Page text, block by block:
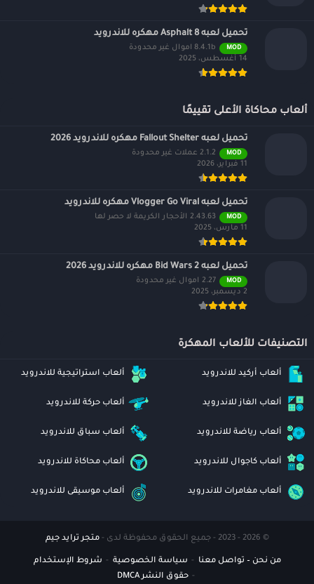
تحميل لعبه Asphalt 8 مهكره للاندرويد
MOD
8.4.1b اموال غير محدودة
14 أغسطس، 2025
ألعاب محاكاة الأعلى تقييمًا
تحميل لعبه Fallout Shelter مهكره للاندرويد 2026
MOD
2.1.2 عملات غير محدودة
11 فبراير، 2026
تحميل لعبه Vlogger Go Viral مهكره للاندرويد
MOD
2.43.63 الأحجار الكريمة لا حصر لها
11 مارس، 2025
تحميل لعبه Bid Wars 2 مهكره للاندرويد 2026
MOD
2.27 اموال غير محدودة
2 ديسمبر، 2025
التصنيفات للألعاب المهكرة
ألعاب أركيد للاندرويد ألعاب استراتيجية للاندرويد
ألعاب الغاز للاندرويد ألعاب حركة للاندرويد
ألعاب رياضة للاندرويد ألعاب سباق للاندرويد
ألعاب كاجوال للاندرويد ألعاب محاكاة للاندرويد
ألعاب مغامرات للاندرويد ألعاب موسيقى للاندرويد
© 2026 - 2023 - جميع الحقوق محفوظة لدى - متجر ترايد جيم
من نحن – تواصل معنا سياسة الخصوصية
شروط الإستخدام
حقوق النشر DMCA